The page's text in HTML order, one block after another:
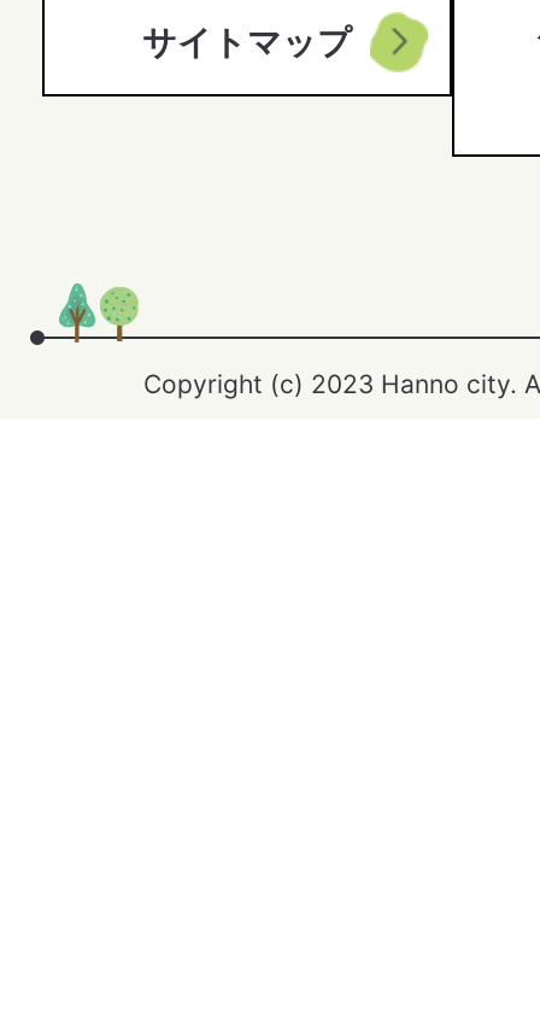
サイトマップ
Copyright (c) 2023 Hanno city.